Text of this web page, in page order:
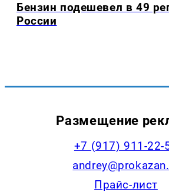
Бензин подешевел в 49
России
Размещение
+7 (917) 911-22-
Прайс-лист